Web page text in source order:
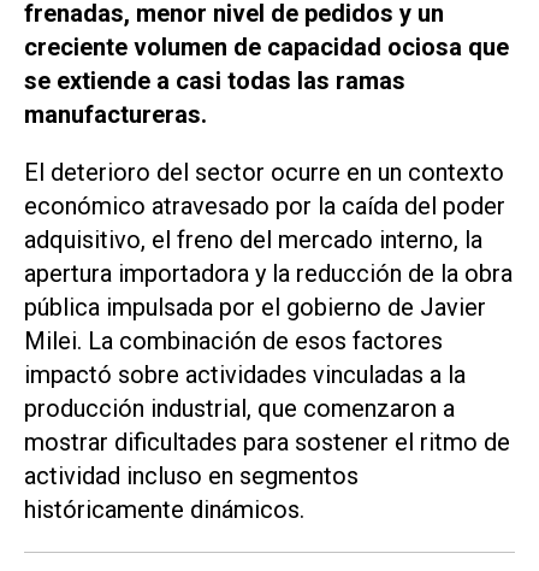
frenadas, menor nivel de pedidos y un
creciente volumen de capacidad ociosa que
se extiende a casi todas las ramas
manufactureras.
El deterioro del sector ocurre en un contexto
económico atravesado por la caída del poder
adquisitivo, el freno del mercado interno, la
apertura importadora y la reducción de la obra
pública impulsada por el gobierno de Javier
Milei. La combinación de esos factores
impactó sobre actividades vinculadas a la
producción industrial, que comenzaron a
mostrar dificultades para sostener el ritmo de
actividad incluso en segmentos
históricamente dinámicos.